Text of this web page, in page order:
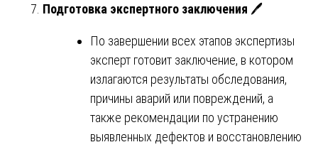
Подготовка экспертного заключения 🖊️
По завершении всех этапов экспертизы
эксперт готовит заключение, в котором
излагаются результаты обследования,
причины аварий или повреждений, а
также рекомендации по устранению
выявленных дефектов и восстановлению